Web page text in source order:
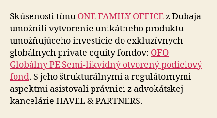
Skúsenosti tímu ONE FAMILY OFFICEz Dubaja
umožnili vytvorenie unikátneho produktu
umožňujúceho in­ves­tí­cie do exkluzívnych
globálnych private equity fondov: OFO
Globálny PE Semi-likvidný otvorený podielový
fond. S jeho štrukturálnymi a regulátornymi
aspektmi asis­to­va­li právnici z advokátskej
kancelárie HAVEL & PARTNERS.